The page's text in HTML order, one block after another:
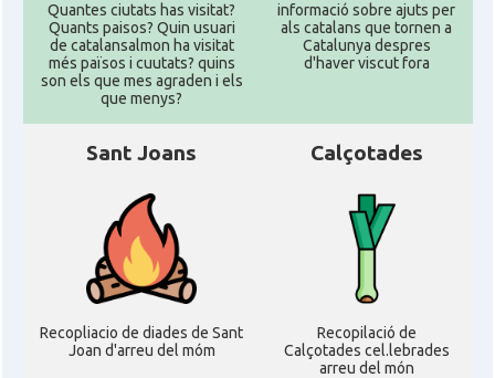
Quantes ciutats has visitat?
Quants paisos? Quin usuari
de catalansalmon ha visitat
més països i cuutats? quins
son els que mes agraden i els
que menys?
informació sobre ajuts per
als catalans que tornen a
Catalunya despres
d'haver viscut fora
Sant Joans
Recopliacio de diades de Sant
Joan d'arreu del móm
Calçotades
Recopilació de
Calçotades cel.lebrades
arreu del món